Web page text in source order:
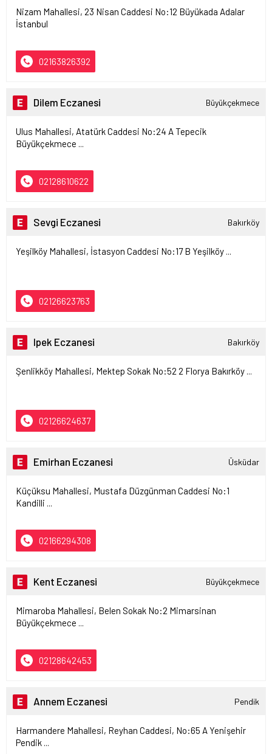
Nizam Mahallesi, 23 Nisan Caddesi No:12 Büyükada Adalar
İstanbul
02163826392
Dilem Eczanesi Büyükçekmece
Ulus Mahallesi, Atatürk Caddesi No:24 A Tepecik
Büyükçekmece ...
02128610622
Sevgi Eczanesi Bakırköy
Yeşilköy Mahallesi, İstasyon Caddesi No:17 B Yeşilköy ...
02126623763
Ipek Eczanesi Bakırköy
Şenlikköy Mahallesi, Mektep Sokak No:52 2 Florya Bakırköy ...
02126624637
Emirhan Eczanesi Üsküdar
Küçüksu Mahallesi, Mustafa Düzgünman Caddesi No:1
Kandilli ...
02166294308
Kent Eczanesi Büyükçekmece
Mimaroba Mahallesi, Belen Sokak No:2 Mimarsinan
Büyükçekmece ...
02128642453
Annem Eczanesi Pendik
Harmandere Mahallesi, Reyhan Caddesi, No:65 A Yenişehir
Pendik ...